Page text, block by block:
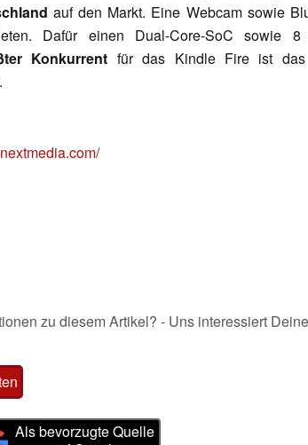
auf den Markt. Eine Webcam sowie
Dafür einen Dual-Core-SoC sowie 8
Konkurrent für das Kindle Fire ist das
.
zu diesem Artikel? - Uns interessiert
Als bevorzugte Quelle